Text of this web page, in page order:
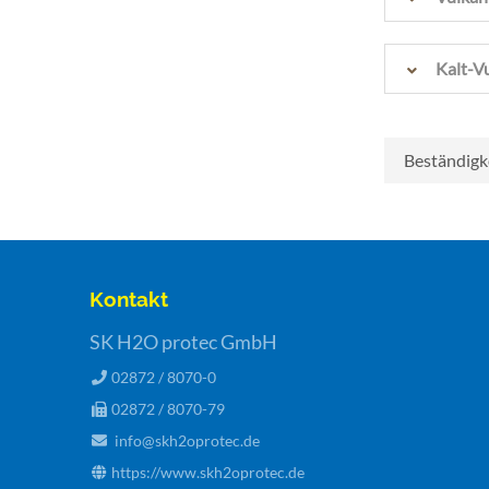
Kalt-
Kontakt
SK H2O protec GmbH
02872 / 8070-0
02872 / 8070-79
info@skh2oprotec.de
https://www.skh2oprotec.de